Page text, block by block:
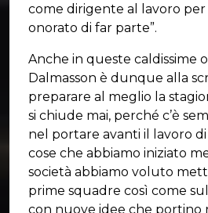
come dirigente al lavoro
onorato di far parte”.
Anche in queste caldissime
Dalmasson è dunque alla
preparare al meglio la
si chiude mai, perché c’è
nel portare avanti il lavoro
cose che abbiamo iniziato
società abbiamo voluto
prime squadre così come
con nuove idee che portino